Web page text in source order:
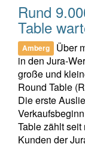
Rund
Table
Amberg
Über
in den Jura-
große und
Round Table
Die erste
Table zählt
Kunden der